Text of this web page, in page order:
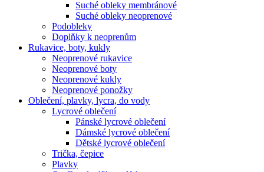
Suché obleky membránové
Suché obleky neoprenové
Podobleky
Doplňky k neoprenům
Rukavice, boty, kukly
Neoprenové rukavice
Neoprenové boty
Neoprenové kukly
Neoprenové ponožky
Oblečení, plavky, lycra, do vody
Lycrové oblečení
Pánské lycrové oblečení
Dámské lycrové oblečení
Dětské lycrové oblečení
Trička, čepice
Plavky